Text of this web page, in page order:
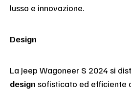
lusso e innovazione.
Design
La Jeep Wagoneer S 2024 si
design sofisticato ed efficiente